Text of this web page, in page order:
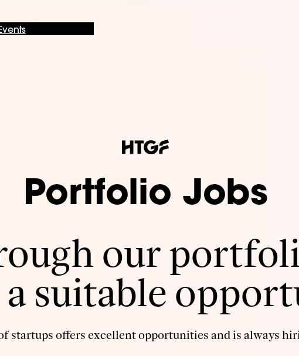
Portfolio Jobs
our
a suitable
startups offers excellent opportunities and is always